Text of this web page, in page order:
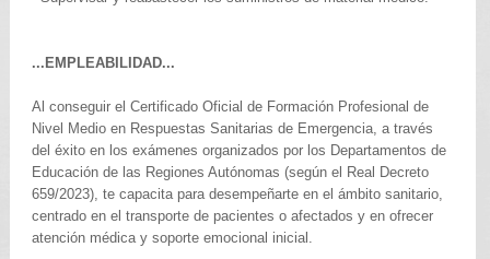
...EMPLEABILIDAD...
Al conseguir el Certificado Oficial de Formación Profesional de
Nivel Medio en Respuestas Sanitarias de Emergencia, a través
del éxito en los exámenes organizados por los Departamentos de
Educación de las Regiones Autónomas (según el Real Decreto
659/2023), te capacita para desempeñarte en el ámbito sanitario,
centrado en el transporte de pacientes o afectados y en ofrecer
atención médica y soporte emocional inicial.